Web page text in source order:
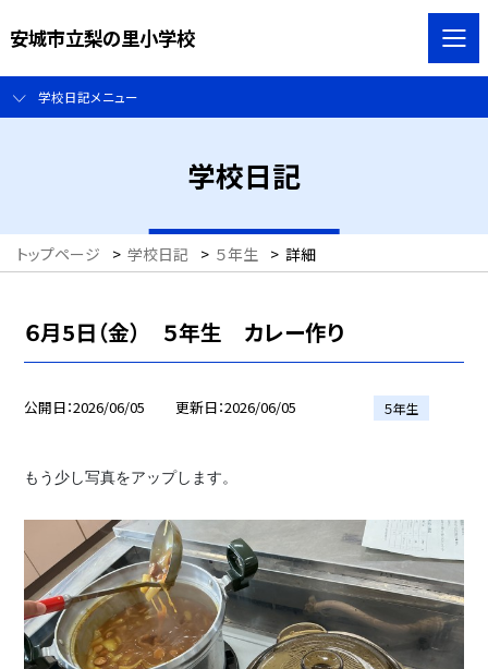
安城市立梨の里小学校
学校日記メニュー
学校日記
トップページ > 学校日記 > ５年生 > 詳細
６月5日（金） ５年生 カレー作り
公開日 2026/06/05 更新日 2026/06/05 ５年生
もう少し写真をアップします。